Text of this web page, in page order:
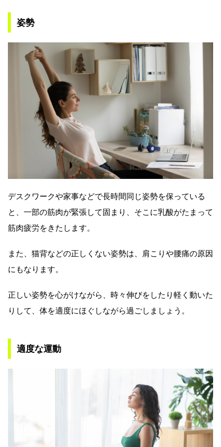
姿勢
デスクワークや家事などで長時間同じ姿勢を保っている
と、一部の筋肉が緊張して固まり、そこに乳酸がたまって
筋肉疲労をきたします。
また、猫背などの正しくない姿勢は、肩こりや腰痛の原因
にもなります。
正しい姿勢を心がけながら、時々伸びをしたり軽く動いた
りして、体を適度にほぐしながら過ごしましょう。
適度な運動